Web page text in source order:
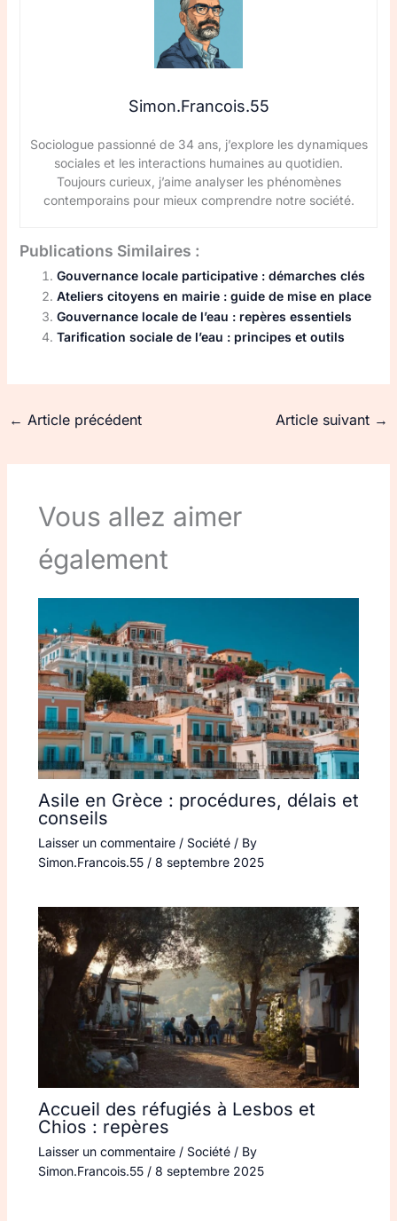
Simon.Francois.55
Sociologue passionné de 34 ans, j’explore les dynamiques
sociales et les interactions humaines au quotidien.
Toujours curieux, j’aime analyser les phénomènes
contemporains pour mieux comprendre notre société.
Publications Similaires :
Gouvernance locale participative : démarches clés
Ateliers citoyens en mairie : guide de mise en place
Gouvernance locale de l’eau : repères essentiels
Tarification sociale de l’eau : principes et outils
← Article précédent Article suivant →
Vous allez aimer
également
Asile en Grèce : procédures, délais et
conseils
Laisser un commentaire / Société/ By
Simon.Francois.55 / 8 septembre 2025
Accueil des réfugiés à Lesbos et
Chios : repères
Laisser un commentaire / Société/ By
Simon.Francois.55 / 8 septembre 2025